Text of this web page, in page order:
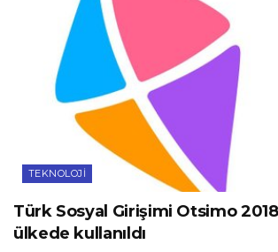
TEKNOLOJI
Türk Sosyal Girişimi Otsimo 2018
ülkede kullanıldı